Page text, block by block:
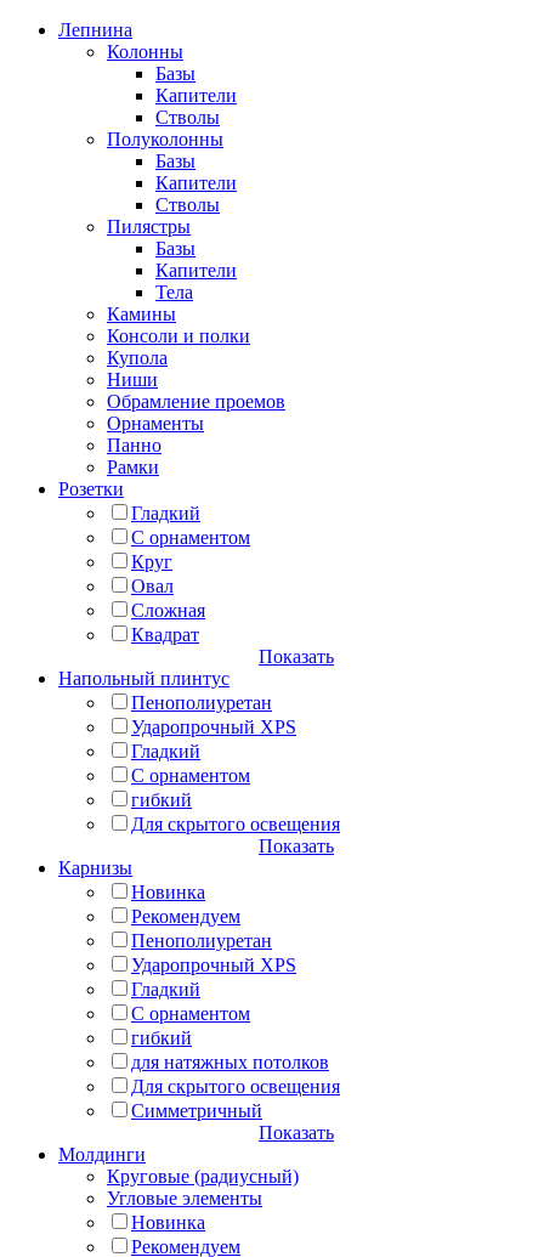
Лепнина
Колонны
Базы
Капители
Стволы
Полуколонны
Базы
Капители
Стволы
Пилястры
Базы
Капители
Тела
Камины
Консоли и полки
Купола
Ниши
Обрамление проемов
Орнаменты
Панно
Рамки
Розетки
Гладкий
С орнаментом
Круг
Овал
Сложная
Квадрат
Показать
Напольный плинтус
Пенополиуретан
Ударопрочный XPS
Гладкий
С орнаментом
гибкий
Для скрытого освещения
Показать
Карнизы
Новинка
Рекомендуем
Пенополиуретан
Ударопрочный XPS
Гладкий
С орнаментом
гибкий
для натяжных потолков
Для скрытого освещения
Симметричный
Показать
Молдинги
Круговые (радиусный)
Угловые элементы
Новинка
Рекомендуем